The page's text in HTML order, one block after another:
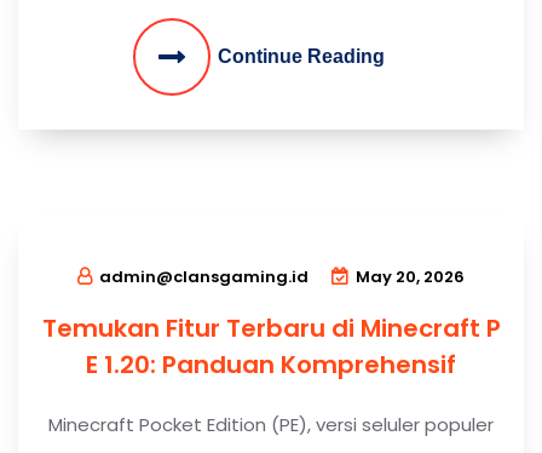
Continue Reading
admin@clansgaming.id May 20, 2026
Temukan Fitur Terbaru di Minecraft P
E 1.20: Panduan Komprehensif
Minecraft Pocket Edition (PE), versi seluler populer